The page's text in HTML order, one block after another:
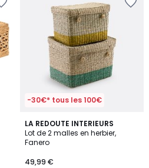
-30€* tous les 100€
LA REDOUTE INTERIEURS
Lot de 2 malles en herbier,
Fanero
49,99 €
5
/
5